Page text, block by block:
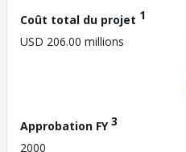
Coût total du projet 1
USD 206.00 millions
Approbation FY3
2000